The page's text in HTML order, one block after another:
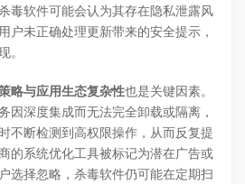
毒软件可能会认为其存在隐私泄露风
户未正确处理更新带来的安全提示，
。
略与应用生态复杂性也是关键因素。
因深度集成而无法完全卸载或隔离，
不断检测到高权限操作，从而反复提
的系统优化工具被标记为潜在广告或
选择忽略，杀毒软件仍可能在定期扫